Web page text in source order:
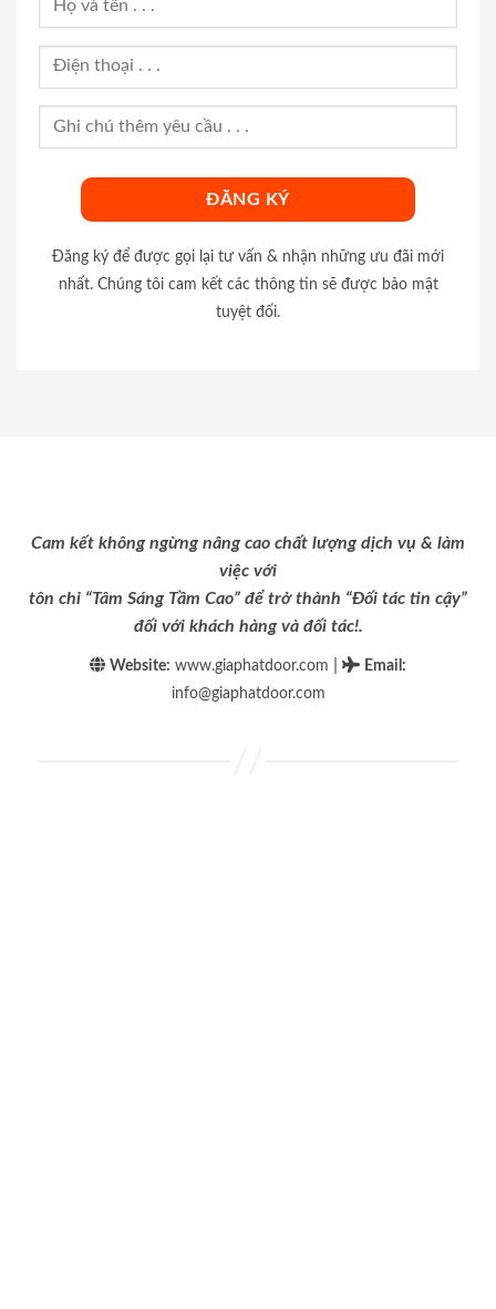
Đăng ký để được gọi lại tư vấn & nhận những ưu đãi mới
nhất. Chúng tôi cam kết các thông tin sẽ được bảo mật
tuyệt đối.
Cam kết không ngừng nâng cao chất lượng dịch vụ & làm
việc với
tôn chỉ “Tâm Sáng Tầm Cao” để trở thành “Đối tác tin cậy”
đối với khách hàng và đối tác!.
Website: www.giaphatdoor.com Email :
info@giaphatdoor.com